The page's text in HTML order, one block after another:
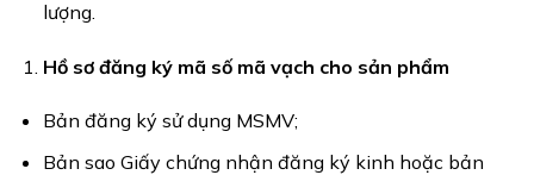
lượng.
Hồ sơ đăng ký mã số mã vạch cho sản phẩm
Bản đăng ký sử dụng MSMV;
Bản sao Giấy chứng nhận đăng ký kinh hoặc bản